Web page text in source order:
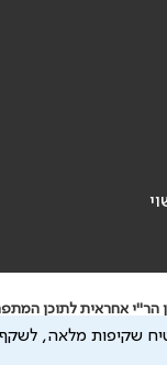
הר"י אחראית לתוכן
הכל בכפוף ל
שקיפות מלאה,